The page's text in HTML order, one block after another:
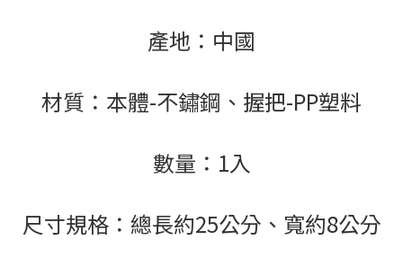
產地：中國
材質：本體-不鏽鋼、握把-PP塑料
數量：1入
尺寸規格：總長約25公分、寬約8公分